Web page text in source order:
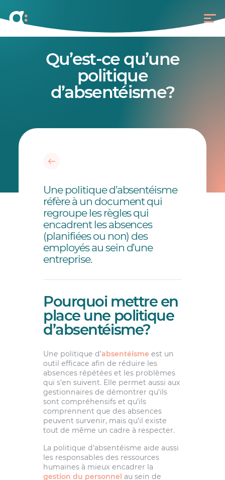
Qu’est-ce qu’une
politique
d’absentéisme?
Une politique d’absentéisme
réfère à un document qui
regroupe les règles qui
encadrent les absences
(planifiées ou non) des
employés au sein d’une
entreprise.
Pourquoi mettre en
place une politique
d’absentéisme?
Une politique d’absentéisme est un
outil efficace afin de réduire les
absences répétées et les problèmes
qui s’en suivent. Elle permet aussi aux
gestionnaires de démontrer qu’ils
sont compréhensifs et qu’ils
comprennent que des absences
peuvent survenir, mais qu’il existe
tout de même un cadre à respecter.
La politique d’absentéisme aide aussi
les responsables des ressources
humaines à mieux encadrer la
gestion du personnel au sein de